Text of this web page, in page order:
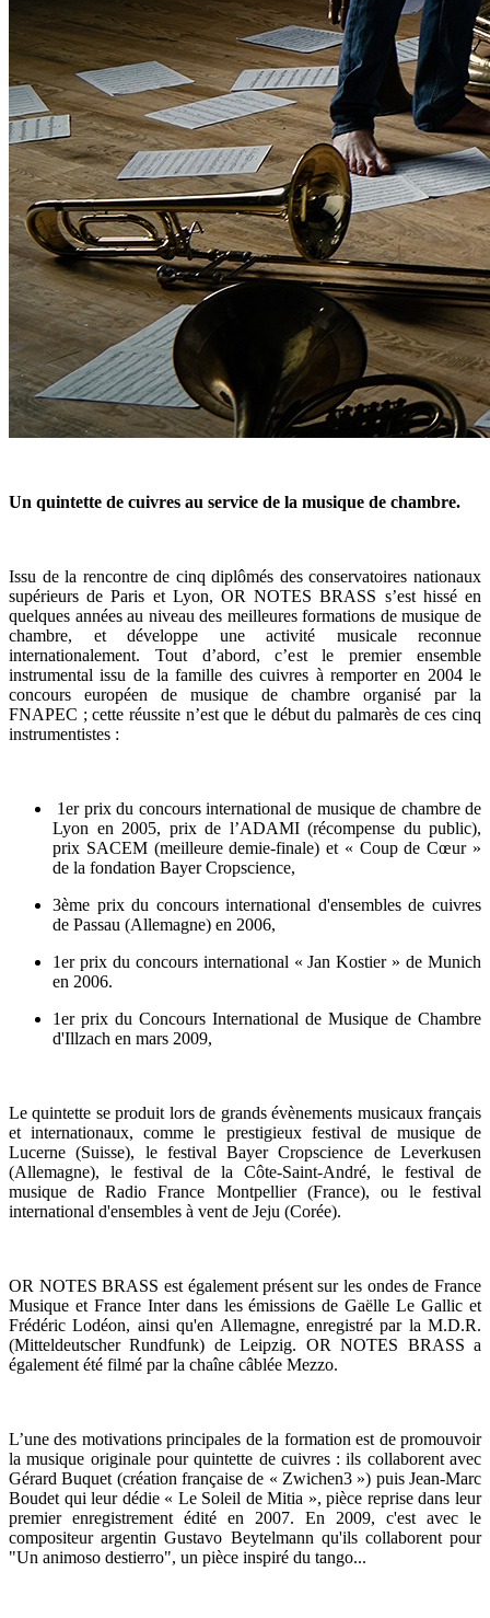
Un quintette de cuivres au service de la musique de chambre.
Issu de la rencontre de cinq diplômés des conservatoires nationaux
supérieurs de Paris et Lyon, OR NOTES BRASS s’est hissé en
quelques années au niveau des meilleures formations de musique de
chambre, et développe une activité musicale reconnue
internationalement. Tout d’abord, c’est le premier ensemble
instrumental issu de la famille des cuivres à remporter en 2004 le
concours européen de musique de chambre organisé par la
FNAPEC ; cette réussite n’est que le début du palmarès de ces cinq
instrumentistes :
1er prix du concours international de musique de chambre de
Lyon en 2005, prix de l’ADAMI (récompense du public),
prix SACEM (meilleure demie-finale) et « Coup de Cœur »
de la fondation Bayer Cropscience,
3ème prix du concours international d'ensembles de cuivres
de Passau (Allemagne) en 2006,
1er prix du concours international « Jan Kostier » de Munich
en 2006.
1er prix du Concours International de Musique de Chambre
d'Illzach en mars 2009,
Le quintette se produit lors de grands évènements musicaux français
et internationaux, comme le prestigieux festival de musique de
Lucerne (Suisse), le festival Bayer Cropscience de Leverkusen
(Allemagne), le festival de la Côte-Saint-André, le festival de
musique de Radio France Montpellier (France), ou le festival
international d'ensembles à vent de Jeju (Corée).
OR NOTES BRASS est également présent sur les ondes de France
Musique et France Inter dans les émissions de Gaëlle Le Gallic et
Frédéric Lodéon, ainsi qu'en Allemagne, enregistré par la M.D.R.
(Mitteldeutscher Rundfunk) de Leipzig. OR NOTES BRASS a
également été filmé par la chaîne câblée Mezzo.
L’une des motivations principales de la formation est de promouvoir
la musique originale pour quintette de cuivres : ils collaborent avec
Gérard Buquet (création française de « Zwichen3 ») puis Jean-Marc
Boudet qui leur dédie « Le Soleil de Mitia », pièce reprise dans leur
premier enregistrement édité en 2007. En 2009, c'est avec le
compositeur argentin Gustavo Beytelmann qu'ils collaborent pour
"Un animoso destierro", un pièce inspiré du tango...